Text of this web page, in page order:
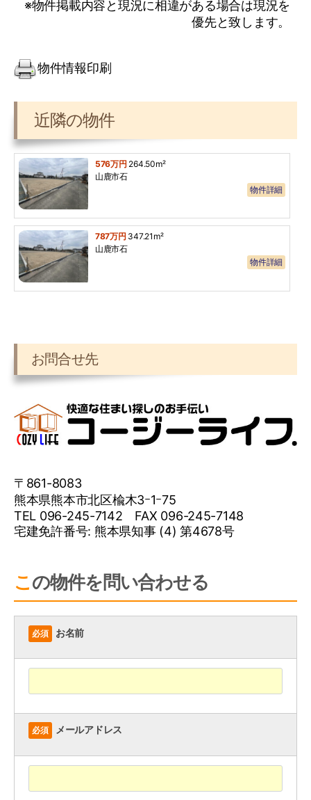
※物件掲載内容と現況に相違がある場合は現況を
優先と致します。
物件情報印刷
近隣の物件
576万円 264.50m²
山鹿市石
物件詳細
787万円 347.21m²
山鹿市石
物件詳細
お問合せ先
〒861-8083
熊本県熊本市北区楡木3ｰ1ｰ75
TEL 096-245-7142 FAX 096-245-7148
宅建免許番号: 熊本県知事 (4) 第4678号
この物件を問い合わせる
必須 お名前
必須 メールアドレス